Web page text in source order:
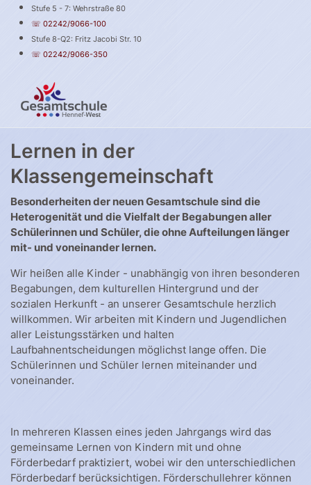
Stufe 5 - 7: Wehrstraße 80
☏ 02242/9066-100
Stufe 8-Q2: Fritz Jacobi Str. 10
☏ 02242/9066-350
Lernen in der
Klassengemeinschaft
Besonderheiten der neuen Gesamtschule sind die
Heterogenität und die Vielfalt der Begabungen aller
Schülerinnen und Schüler, die ohne Aufteilungen länger
mit- und voneinander lernen.
Wir heißen alle Kinder - unabhängig von ihren besonderen
Begabungen, dem kulturellen Hintergrund und der
sozialen Herkunft - an unserer Gesamtschule herzlich
willkommen. Wir arbeiten mit Kindern und Jugendlichen
aller Leistungsstärken und halten
Laufbahnentscheidungen möglichst lange offen. Die
Schülerinnen und Schüler lernen miteinander und
voneinander.
In mehreren Klassen eines jeden Jahrgangs wird das
gemeinsame Lernen von Kindern mit und ohne
Förderbedarf praktiziert, wobei wir den unterschiedlichen
Förderbedarf berücksichtigen. Förderschullehrer können